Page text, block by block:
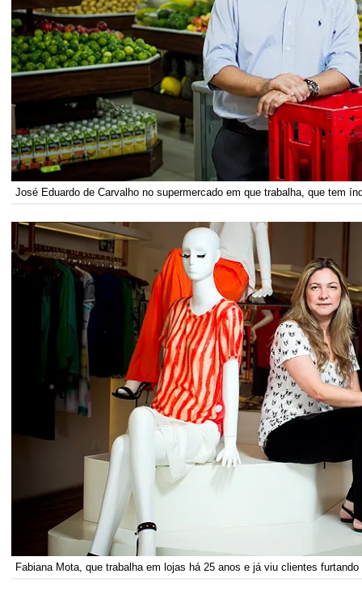
José Eduardo de Carvalho no supermercado em que trabalha, que tem
Fabiana Mota, que trabalha em lojas há 25 anos e já viu clientes